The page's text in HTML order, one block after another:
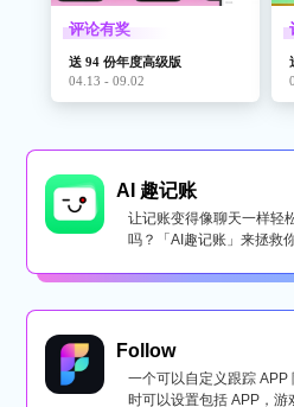
评论有奖
送 94 份年度高级版
04.13 - 09.02
AI 趣记账
让记账变得像聊天一样轻
吗？「AI趣记账」来拯救
Follow
一个可以自定义跟踪 APP
时可以设置包括 APP，